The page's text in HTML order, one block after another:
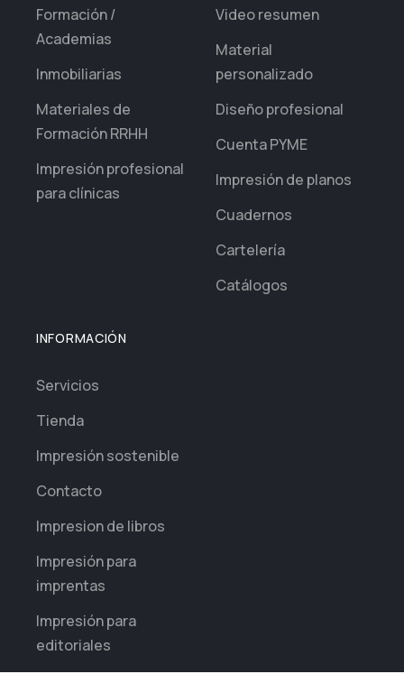
Formación /
Academias
Inmobiliarias
Materiales de
Formación RRHH
Impresión profesional
para clínicas
Video resumen
Material
personalizado
Diseño profesional
Cuenta PYME
Impresión de planos
Cuadernos
Cartelería
Catálogos
INFORMACIÓN
Servicios
Tienda
Impresión sostenible
Contacto
Impresion de libros
Impresión para
imprentas
Impresión para
editoriales